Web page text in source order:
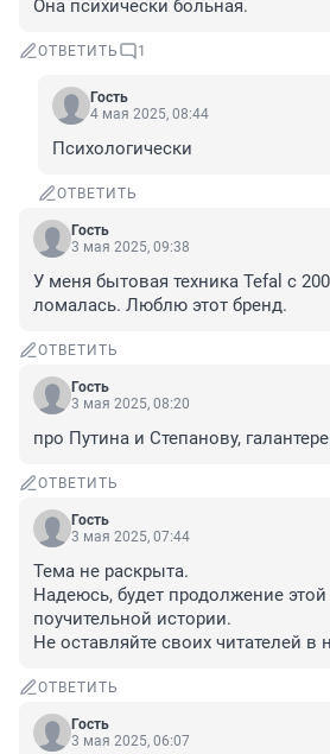
Она психически больная.
ОТВЕТИТЬ 1
Гость
4 мая 2025, 08:44
Психологически
ОТВЕТИТЬ
Гость
3 мая 2025, 09:38
У меня бытовая техника Tefal с
ломалась. Люблю этот бренд.
ОТВЕТИТЬ
Гость
3 мая 2025, 08:20
про Путина и Степанову,
ОТВЕТИТЬ
Гость
3 мая 2025, 07:44
Тема не раскрыта.
Надеюсь, будет продолжение
поучительной истории.
Не оставляйте своих читателей в
ОТВЕТИТЬ
Гость
3 мая 2025, 06:07